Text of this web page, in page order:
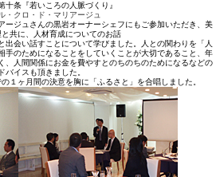
十条『若いころの人脈づくり』
・クロ・ド・マリアージュ
ージュさんの黒岩オーナーシェフにもご参加いただき、美
共に、人材育成についてのお話
出会い話すことについて学びました。人との関わりを「人
手のためになることをしていくことが大切であること、年
、人間関係にお金を費やすとのちのちのためになるなどの
バイスも頂きました。
１ヶ月間の決意を胸に「ふるさと」を合唱しました。